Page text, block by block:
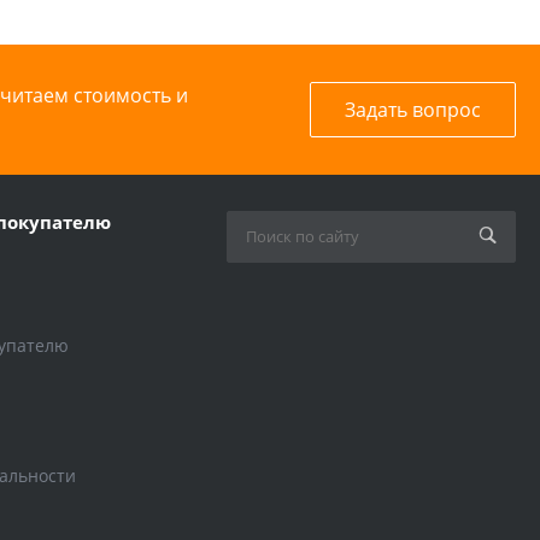
стоимость и
Задать вопрос